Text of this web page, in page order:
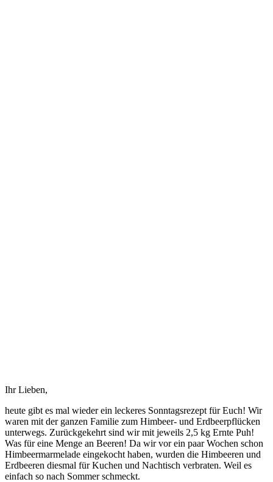
Ihr Lieben,
heute gibt es mal wieder ein leckeres Sonntagsrezept für Euch! Wir
waren mit der ganzen Familie zum Himbeer- und Erdbeerpflücken
unterwegs. Zurückgekehrt sind wir mit jeweils 2,5 kg Ernte Puh!
Was für eine Menge an Beeren! Da wir vor ein paar Wochen schon
Himbeermarmelade eingekocht haben, wurden die Himbeeren und
Erdbeeren diesmal für Kuchen und Nachtisch verbraten. Weil es
einfach so nach Sommer schmeckt.